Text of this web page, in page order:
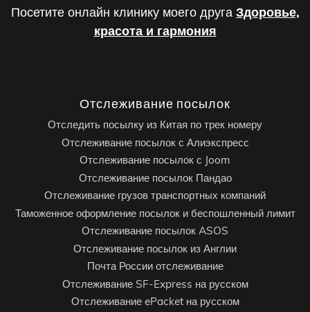
Посетите онлайн клинику моего друга Здоровье,
красота и гармония
Отслеживание посылок
Отследить посылку из Китая по трек номеру
Отслеживание посылок с Алиэкспресс
Отслеживание посылок с Joom
Отслеживание посылок Пандао
Отслеживание грузов транспортных компаний
Таможенное оформление посылок и беспошленный лимит
Отслеживание посылок ASOS
Отслеживание посылок из Англии
Почта России отслеживание
Отслеживание SF-Express на русском
Отслеживание ePacket на русском